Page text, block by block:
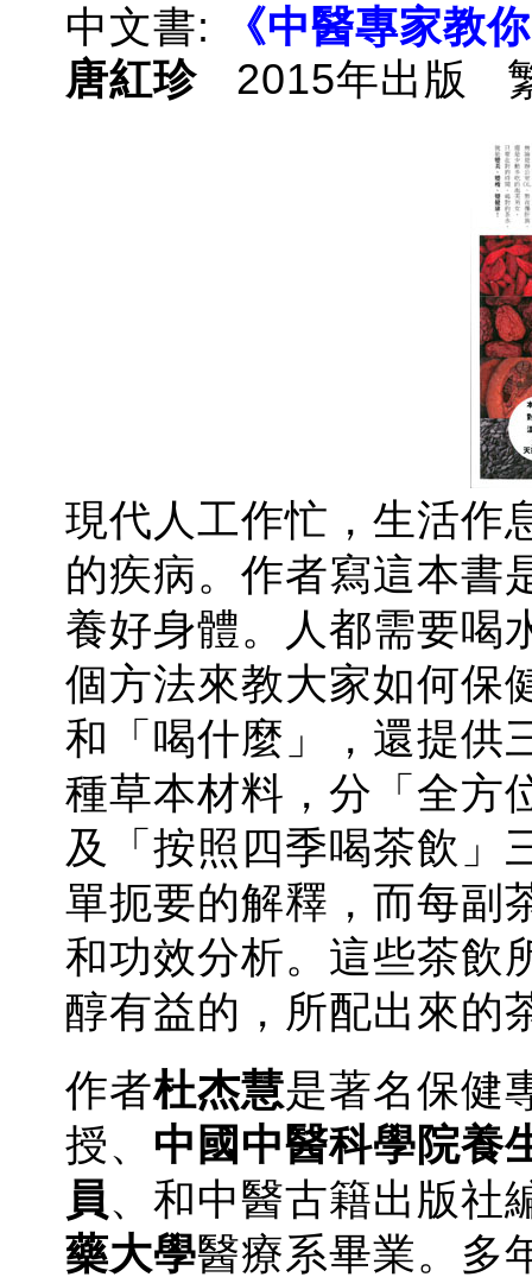
中文書:
《中醫專家教
唐紅珍 2015年出版
現代人工作忙，生活作
的疾病。作者寫這本書
養好身體。人都需要喝
個方法來教大家如何保
和「喝什麼」，還提供
種草本材料，分「全方
及「按照四季喝茶飲」
單扼要的解釋，而每副
和功效分析。這些茶飲
醇有益的，所配出來的
作者杜杰慧是著名保健
授、 中國中醫科學院養
員、和中醫古籍出版社
藥大學醫療系畢業。多